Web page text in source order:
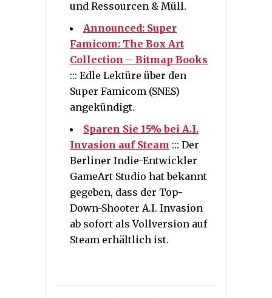
und Ressourcen & Müll.
Announced: Super
Famicom: The Box Art
Collection – Bitmap Books
::: Edle Lektüre über den
Super Famicom (SNES)
angekündigt.
Sparen Sie 15% bei A.I.
Invasion auf Steam ::: Der
Berliner Indie-Entwickler
GameArt Studio hat bekannt
gegeben, dass der Top-
Down-Shooter A.I. Invasion
ab sofort als Vollversion auf
Steam erhältlich ist.